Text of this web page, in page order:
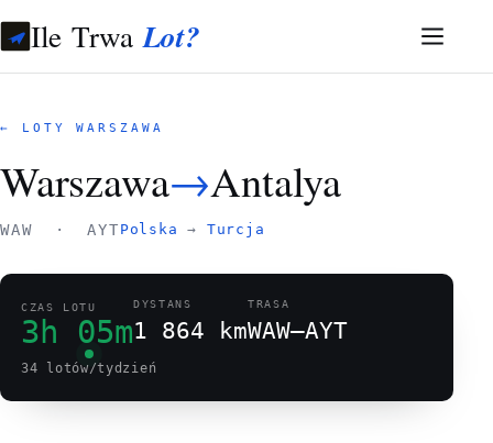
Ile TrwaLot?
← LOTY WARSZAWA
Warszawa→Antalya
WAW · AYT Polska → Turcja
CZAS LOTU
3h 05m
DYSTANS
1 864 km
TRASA
WAW–AYT
34 lotów/tydzień